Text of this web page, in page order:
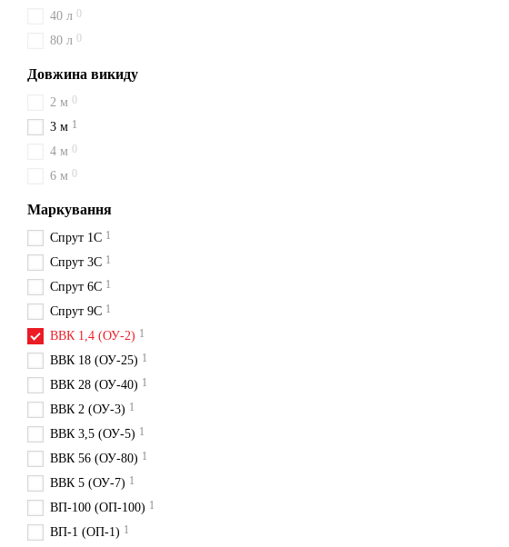
40 л 0
80 л 0
Довжина викиду
2 м 0
3 м 1
4 м 0
6 м 0
Маркування
Спрут 1С 1
Спрут 3С 1
Спрут 6С 1
Спрут 9С 1
ВВК 1,4 (ОУ-2) 1
ВВК 18 (ОУ-25) 1
ВВК 28 (ОУ-40) 1
ВВК 2 (ОУ-3) 1
ВВК 3,5 (ОУ-5) 1
ВВК 56 (ОУ-80) 1
ВВК 5 (ОУ-7) 1
ВП-100 (ОП-100) 1
ВП-1 (ОП-1) 1